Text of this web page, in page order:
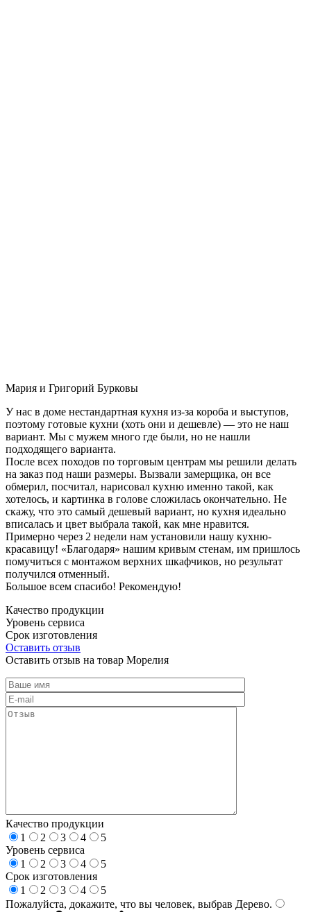
Мария и Григорий Бурковы
У нас в доме нестандартная кухня из-за короба и выступов,
поэтому готовые кухни (хоть они и дешевле) — это не наш
вариант. Мы с мужем много где были, но не нашли
подходящего варианта.
После всех походов по торговым центрам мы решили делать
на заказ под наши размеры. Вызвали замерщика, он все
обмерил, посчитал, нарисовал кухню именно такой, как
хотелось, и картинка в голове сложилась окончательно. Не
скажу, что это самый дешевый вариант, но кухня идеально
вписалась и цвет выбрала такой, как мне нравится.
Примерно через 2 недели нам установили нашу кухню-
красавицу! «Благодаря» нашим кривым стенам, им пришлось
помучиться с монтажом верхних шкафчиков, но результат
получился отменный.
Большое всем спасибо! Рекомендую!
Качество продукции
Уровень сервиса
Срок изготовления
Оставить отзыв
Оставить отзыв на товар Морелия
Качество продукции
1
2 3 4
5
Уровень сервиса
1
2 3 4
5
Срок изготовления
1
2 3 4
5
Пожалуйста, докажите, что вы человек, выбрав Дерево.